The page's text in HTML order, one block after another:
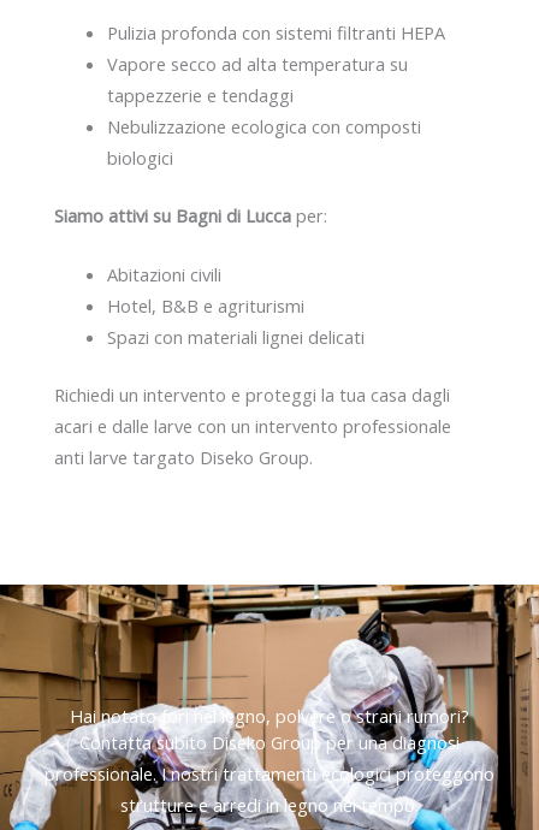
Pulizia profonda con sistemi filtranti HEPA
Vapore secco ad alta temperatura su
tappezzerie e tendaggi
Nebulizzazione ecologica con composti
biologici
Siamo attivi su Bagni di Lucca per:
Abitazioni civili
Hotel, B&B e agriturismi
Spazi con materiali lignei delicati
Richiedi un intervento e proteggi la tua casa dagli
acari e dalle larve con un intervento professionale
anti larve targato Diseko Group.
Hai notato fori nel legno, polvere o strani rumori?
Contatta subito Diseko Group per una diagnosi
professionale. I nostri trattamenti ecologici proteggono
strutture e arredi in legno nel tempo.